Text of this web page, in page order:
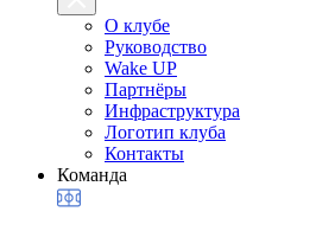
О клубе
Руководство
Wake UP
Партнёры
Инфраструктура
Логотип клуба
Контакты
Команда